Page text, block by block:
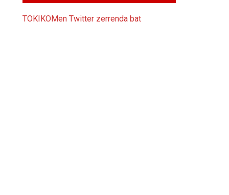
TOKIKOMen Twitter zerrenda bat